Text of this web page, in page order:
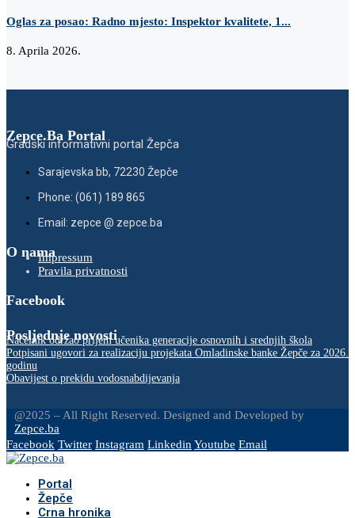
Oglas za posao: Radno mjesto: Inspektor kvalitete, 1...
8. Aprila 2026.
Zepce.Ba Portal
Gradski informativni portal Žepča
Sarajevska bb, 72230 Žepče
Phone: (061) 189 865
Email: zepce @ zepce.ba
O namaImpressum
Pravila privatnosti
Facebook
Posljednje novosti
Načelnik održao prijem učenika generacije osnovnih i srednjih škola
Potpisani ugovori za realizaciju projekata Omladinske banke Žepče za 2026.
godinu
Obavijest o prekidu vodosnabdijevanja
@2025 – All Right Reserved. Designed and Developed by
Zepce.ba
Facebook Twitter Instagram LinkedinYoutube Email
Portal
Žepče
Crna hronika